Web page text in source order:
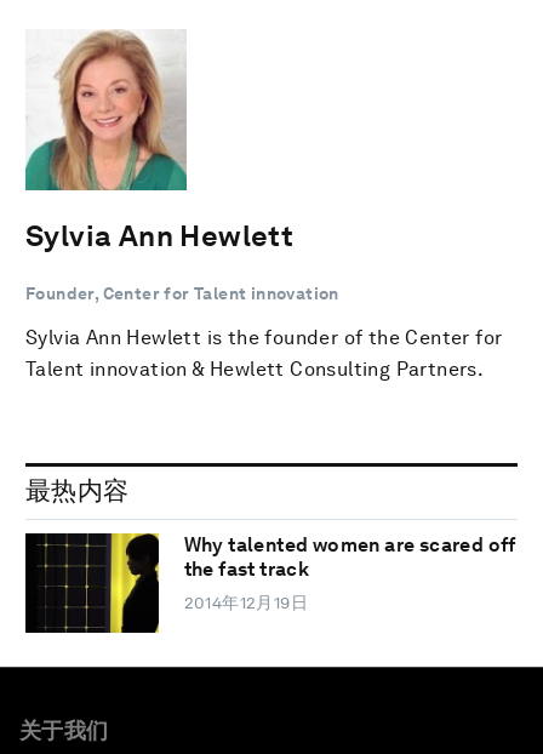
Sylvia Ann Hewlett
Founder, Center for Talent innovation
Sylvia Ann Hewlett is the founder of the Center for
Talent innovation & Hewlett Consulting Partners.
最热内容
Why talented women are scared off
the fast track
2014年12月19日
关于我们